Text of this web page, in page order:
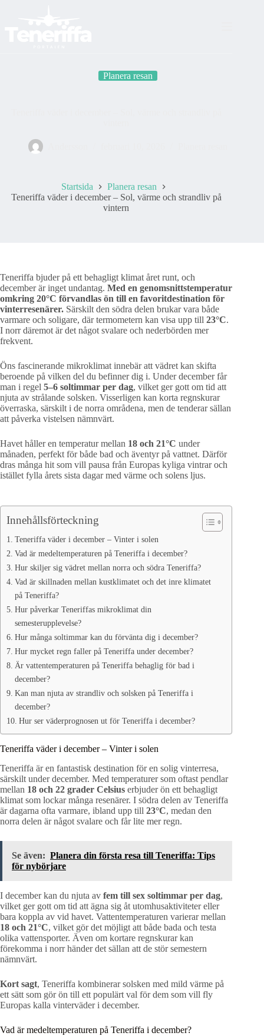
Planera resan
Startsida
Planera resan
Teneriffa väder i december – Sol, värme och strandliv på
vintern
Teneriffa bjuder på ett behagligt klimat året runt, och
december är inget undantag. Med en genomsnittstemperatur
omkring 20°C förvandlas ön till en favoritdestination för
vinterresenärer. Särskilt den södra delen brukar vara både
varmare och soligare, där termometern kan visa upp till 23°C.
I norr däremot är det något svalare och nederbörden mer
frekvent.
Öns fascinerande mikroklimat innebär att vädret kan skifta
beroende på vilken del du befinner dig i. Under december får
man i regel 5–6 soltimmar per dag, vilket ger gott om tid att
njuta av strålande solsken. Visserligen kan korta regnskurar
överraska, särskilt i de norra områdena, men de tenderar sällan
att påverka vistelsen nämnvärt.
Havet håller en temperatur mellan 18 och 21°C under
månaden, perfekt för både bad och äventyr på vattnet. Därför
dras många hit som vill pausa från Europas kyliga vintrar och
istället fylla årets sista dagar med värme och solens ljus.
Innehållsförteckning
Teneriffa väder i december – Vinter i solen
Vad är medeltemperaturen på Teneriffa i december?
Hur skiljer sig vädret mellan norra och södra Teneriffa?
Vad är skillnaden mellan kustklimatet och det inre klimatet
på Teneriffa?
Hur påverkar Teneriffas mikroklimat din
semesterupplevelse?
Hur många soltimmar kan du förvänta dig i december?
Hur mycket regn faller på Teneriffa under december?
Är vattentemperaturen på Teneriffa behaglig för bad i
december?
Kan man njuta av strandliv och solsken på Teneriffa i
december?
Hur ser väderprognosen ut för Teneriffa i december?
Teneriffa väder i december – Vinter i solen
Teneriffa är en fantastisk destination för en solig vinterresa,
särskilt under december. Med temperaturer som oftast pendlar
mellan 18 och 22 grader Celsius erbjuder ön ett behagligt
klimat som lockar många resenärer. I södra delen av Teneriffa
är dagarna ofta varmare, ibland upp till 23°C, medan den
norra delen är något svalare och får lite mer regn.
Se även: Planera din första resa till Teneriffa: Tips
för nybörjare
I december kan du njuta av fem till sex soltimmar per dag,
vilket ger gott om tid att ägna sig åt utomhusaktiviteter eller
bara koppla av vid havet. Vattentemperaturen varierar mellan
18 och 21°C, vilket gör det möjligt att både bada och testa
olika vattensporter. Även om kortare regnskurar kan
förekomma i norr händer det sällan att de stör semestern
nämnvärt.
Kort sagt, Teneriffa kombinerar solsken med mild värme på
ett sätt som gör ön till ett populärt val för dem som vill fly
Europas kalla vinterväder i december.
Vad är medeltemperaturen på Teneriffa i december?